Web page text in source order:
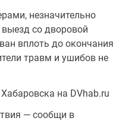
незначительно
со дворовой
вплоть до окончания
травм и ушибов не
на DVhab.ru
— сообщи в